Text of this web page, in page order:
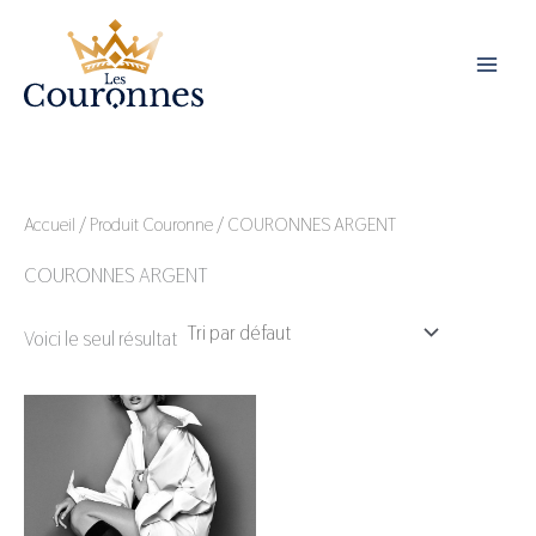
contenu
Accueil / Produit Couronne / COURONNES ARGENT
COURONNES ARGENT
Voici le seul résultat
Ce
produit
plusieurs